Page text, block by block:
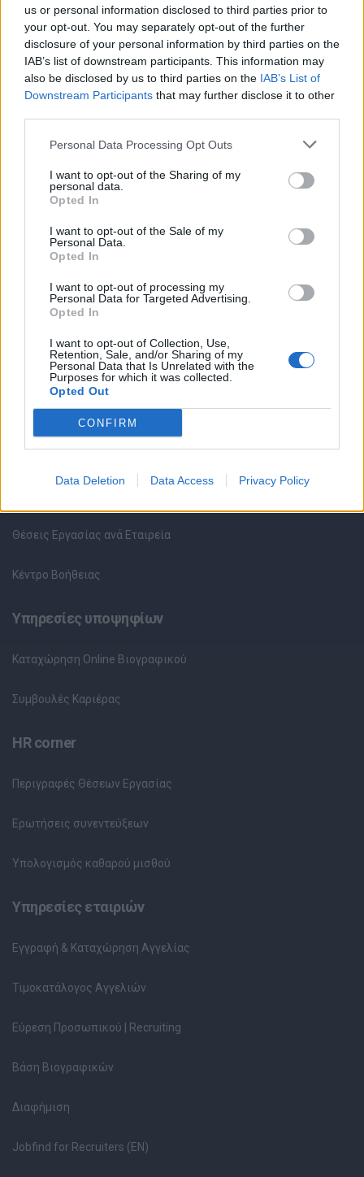
us or personal information disclosed to third parties prior to
your opt-out. You may separately opt-out of the further
disclosure of your personal information by third parties on the
IAB’s list of downstream participants. This information may
also be disclosed by us to third parties on the IAB’s List of
Downstream Participants that may further disclose it to other
Personal Data Processing Opt Outs
I want to opt-out of the Sharing of my
personal data.
Opted In
I want to opt-out of the Sale of my
Personal Data.
Opted In
I want to opt-out of processing my
Personal Data for Targeted Advertising.
Opted In
I want to opt-out of Collection, Use,
Retention, Sale, and/or Sharing of my
Personal Data that Is Unrelated with the
Purposes for which it was collected.
Opted Out
CONFIRM
Data Deletion Data Access Privacy Policy
Γνώση βασικών εργαλείων Office.
Παροχές
Προσφέρουμε:
Σταθερή εργασία σε δυναμική και αναπτυσσόμενη εταιρεία.
Ανταγωνιστικό πακέτο αποδοχών ανάλογα με την εμπειρία.
Θέσεις εργασίας
Θέσεις Εργασίας ανά Εταιρεία
Κέντρο Βοήθειας
Υπηρεσίες υποψηφίων
Καταχώρηση Online Βιογραφικού
Συμβουλές Καριέρας
HR corner
Περιγραφές Θέσεων Εργασίας
Ερωτήσεις συνεντεύξεων
Υπολογισμός καθαρού μισθού
Υπηρεσίες εταιριών
Εγγραφή & Καταχώρηση Αγγελίας
Τιμοκατάλογος Αγγελιών
Εύρεση Προσωπικού | Recruiting
Βάση Βιογραφικών
Διαφήμιση
Jobfind for Recruiters (EN)